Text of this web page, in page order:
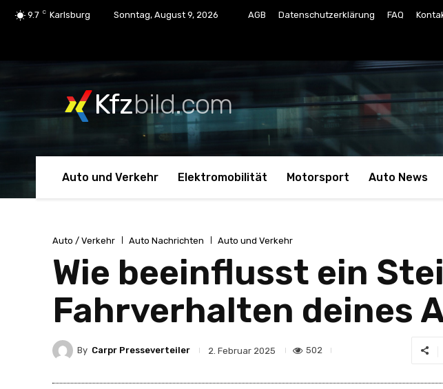
9.7 C Karlsburg Sonntag, August 9, 2026 AGB Datenschutzerklärung FAQ
Kfzbild.com
Auto und Verkehr Elektromobilität Motorsport Auto News
Auto / Verkehr Auto Nachrichten Auto und Verkehr
Wie beeinflusst ein
Fahrverhalten deines
By Carpr Presseverteiler 2. Februar 2025 502